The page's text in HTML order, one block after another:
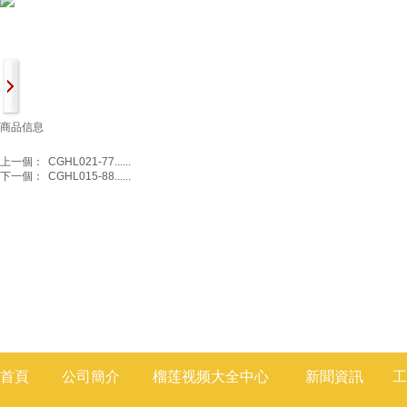
商品信息
上一個：
CGHL021-77......
下一個：
CGHL015-88......
首頁 公司簡介 榴莲视频大全中心 新聞資訊